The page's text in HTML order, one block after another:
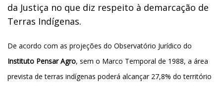
da Justiça no que diz respeito à demarcação de
Terras Indígenas.
De acordo com as projeções do Observatório Jurídico do
Instituto Pensar Agro, sem o Marco Temporal de 1988, a área
prevista de terras indígenas poderá alcançar 27,8% do território